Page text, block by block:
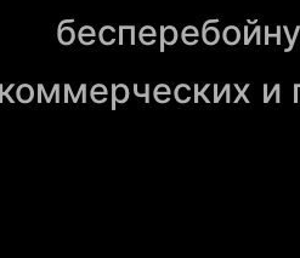
коммерческих и